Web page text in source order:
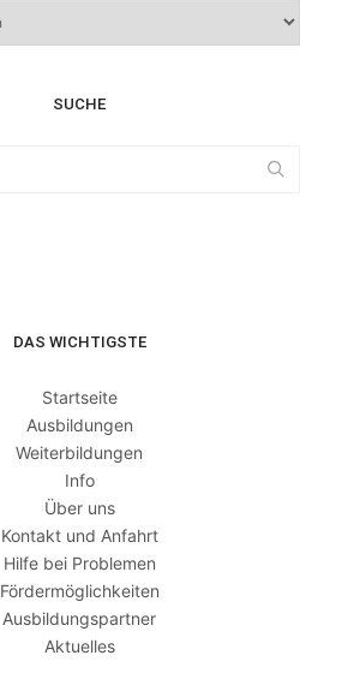
SUCHE
DAS WICHTIGSTE
Startseite
Ausbildungen
Weiterbildungen
Info
Über uns
Kontakt und Anfahrt
Hilfe bei Problemen
Fördermöglichkeiten
Ausbildungspartner
Aktuelles